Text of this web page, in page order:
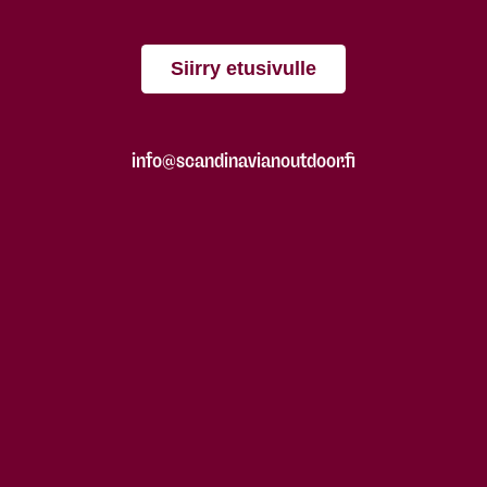
Siirry etusivulle
info@scandinavianoutdoor.fi